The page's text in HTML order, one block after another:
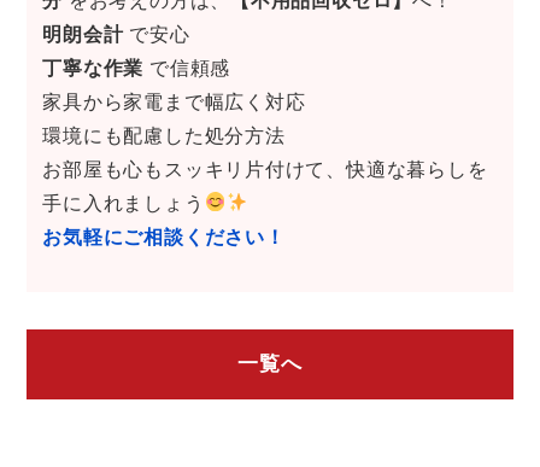
明朗会計で安心
丁寧な作業 で信頼感
家具から家電まで幅広く対応
環境にも配慮した処分方法
お部屋も心もスッキリ片付けて、快適な暮らしを
手に入れましょう
お気軽にご相談ください！
一覧へ